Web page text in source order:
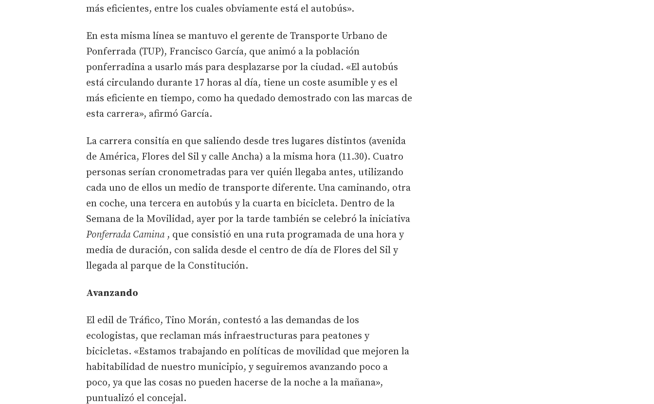
más eficientes, entre los cuales obviamente está el autobús».
En esta misma línea se mantuvo el gerente de Transporte Urbano de
Ponferrada (TUP), Francisco García, que animó a la población
ponferradina a usarlo más para desplazarse por la ciudad. «El autobús
está circulando durante 17 horas al día, tiene un coste asumible y es el
más eficiente en tiempo, como ha quedado demostrado con las marcas de
esta carrera», afirmó García.
La carrera consitía en que saliendo desde tres lugares distintos (avenida
de América, Flores del Sil y calle Ancha) a la misma hora (11.30). Cuatro
personas serían cronometradas para ver quién llegaba antes, utilizando
cada uno de ellos un medio de transporte diferente. Una caminando, otra
en coche, una tercera en autobús y la cuarta en bicicleta. Dentro de la
Semana de la Movilidad, ayer por la tarde también se celebró la iniciativa
Ponferrada Camina, que consistió en una ruta programada de una hora y
media de duración, con salida desde el centro de día de Flores del Sil y
llegada al parque de la Constitución.
Avanzando
El edil de Tráfico, Tino Morán, contestó a las demandas de los
ecologistas, que reclaman más infraestructuras para peatones y
bicicletas. «Estamos trabajando en políticas de movilidad que mejoren la
habitabilidad de nuestro municipio, y seguiremos avanzando poco a
poco, ya que las cosas no pueden hacerse de la noche a la mañana»,
puntualizó el concejal.